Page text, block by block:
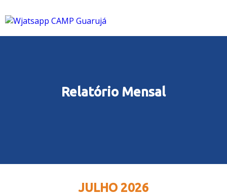
Relatório Mensal
JULHO 2026